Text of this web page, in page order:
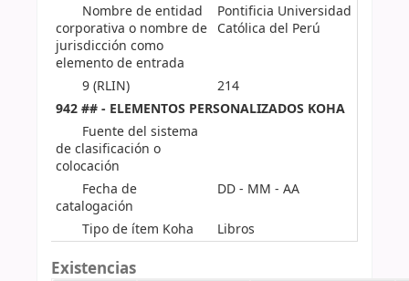
Nombre de entidad
corporativa o nombre de
jurisdicción como
elemento de entrada
Pontificia Universidad
Católica del Perú
9 (RLIN)
214
942 ## - ELEMENTOS PERSONALIZADOS KOHA
Fuente del sistema
de clasificación o
colocación
Fecha de
catalogación
DD - MM - AA
Tipo de ítem Koha Libros
Existencias